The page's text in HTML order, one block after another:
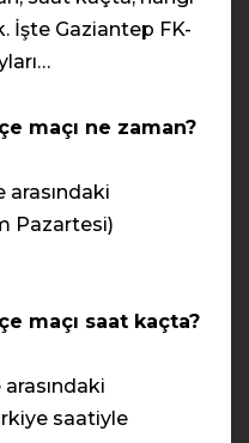
İşte Gaziantep FK-
maçı ne zaman?
arasındaki
Pazartesi)
maçı saat kaçta?
saatiyle